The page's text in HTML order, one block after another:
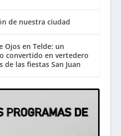
de nuestra ciudad
Ojos en Telde: un
convertido en vertedero
de las fiestas San Juan